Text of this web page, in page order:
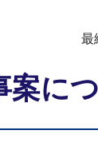
最
案に